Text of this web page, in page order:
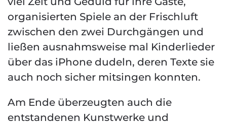
organisierten Spiele an der Frischluft
zwischen den zwei Durchgängen und
ließen ausnahmsweise mal Kinderlieder
über das iPhone dudeln, deren Texte sie
auch noch sicher mitsingen konnten.
Am Ende überzeugten auch die
entstandenen Kunstwerke und